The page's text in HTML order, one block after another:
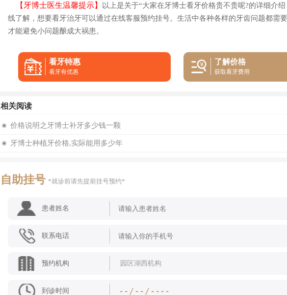
【牙博士医生温馨提示】
以上是关于“大家在牙博士看牙价格贵不贵呢?的详细介绍
线了解，想要看牙治牙可以通过在线客服预约挂号。生活中各种各样的牙齿问题都需
才能避免小问题酿成大祸患。
看牙特惠
看牙有优惠
了解价格
获取看牙费用
相关阅读
价格说明之牙博士补牙多少钱一颗
牙博士种植牙价格,实际能用多少年
自助挂号 *就诊前请先提前挂号预约*
患者姓名
联系电话
预约机构
到诊时间